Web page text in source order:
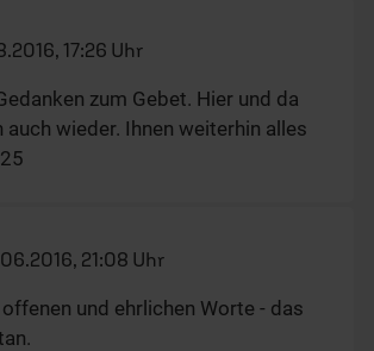
17:26 Uhr
zum Gebet. Hier und da
wieder. Ihnen weiterhin alles
21:08 Uhr
und ehrlichen Worte - das